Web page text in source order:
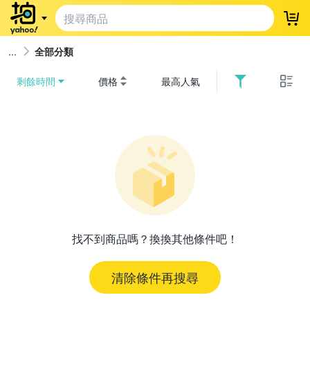
登
全部分類
剩餘時間 價格 最高人氣
找不到商品嗎？換換其他條件吧！
清除條件再搜尋